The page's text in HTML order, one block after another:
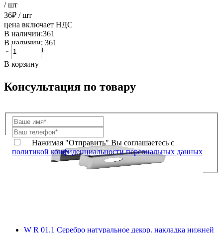
/ шт
36₽ / шт
цена включает НДС
В наличии:361
В наличии: 361
- +
В корзину
Консультация по товару
Нажимая "Отправить" Вы соглашаетесь с
политикой конфиденциальности персональных данных
W R 01.1 Серебро натуральное декор. накладка нижней